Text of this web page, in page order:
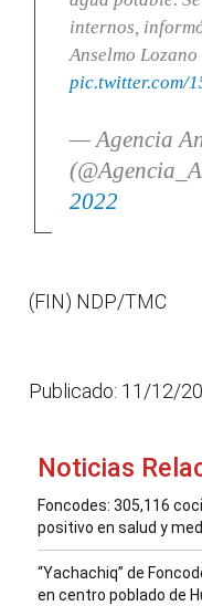
internos,
Anselmo Lozano
pic.twitter.com/
— Agencia
2022
(FIN) NDP/TMC
Publicado: 11/12/
Noticias
Foncodes: 305,116
positivo en salud y
“Yachachiq” de
en centro poblado de